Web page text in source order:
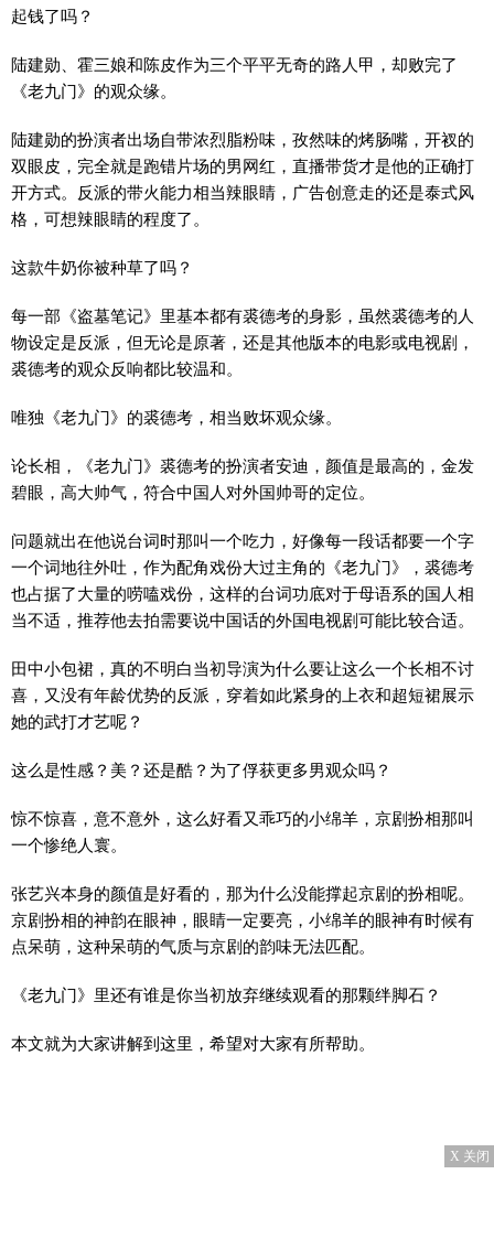
起钱了吗？
陆建勋、霍三娘和陈皮作为三个平平无奇的路人甲，却败完了
《老九门》的观众缘。
陆建勋的扮演者出场自带浓烈脂粉味，孜然味的烤肠嘴，开衩的
双眼皮，完全就是跑错片场的男网红，直播带货才是他的正确打
开方式。反派的带火能力相当辣眼睛，广告创意走的还是泰式风
格，可想辣眼睛的程度了。
这款牛奶你被种草了吗？
每一部《盗墓笔记》里基本都有裘德考的身影，虽然裘德考的人
物设定是反派，但无论是原著，还是其他版本的电影或电视剧，
裘德考的观众反响都比较温和。
唯独《老九门》的裘德考，相当败坏观众缘。
论长相，《老九门》裘德考的扮演者安迪，颜值是最高的，金发
碧眼，高大帅气，符合中国人对外国帅哥的定位。
问题就出在他说台词时那叫一个吃力，好像每一段话都要一个字
一个词地往外吐，作为配角戏份大过主角的《老九门》，裘德考
也占据了大量的唠嗑戏份，这样的台词功底对于母语系的国人相
当不适，推荐他去拍需要说中国话的外国电视剧可能比较合适。
田中小包裙，真的不明白当初导演为什么要让这么一个长相不讨
喜，又没有年龄优势的反派，穿着如此紧身的上衣和超短裙展示
她的武打才艺呢？
这么是性感？美？还是酷？为了俘获更多男观众吗？
惊不惊喜，意不意外，这么好看又乖巧的小绵羊，京剧扮相那叫
一个惨绝人寰。
张艺兴本身的颜值是好看的，那为什么没能撑起京剧的扮相呢。
京剧扮相的神韵在眼神，眼睛一定要亮，小绵羊的眼神有时候有
点呆萌，这种呆萌的气质与京剧的韵味无法匹配。
《老九门》里还有谁是你当初放弃继续观看的那颗绊脚石？
本文就为大家讲解到这里，希望对大家有所帮助。
X 关闭